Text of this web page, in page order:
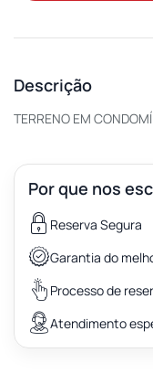
Descrição
TERRENO EM
Por que nos
Reserva Segura
Garantia do
Processo de
Atendimento